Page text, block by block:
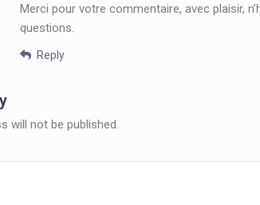
Merci pour votre commentaire, avec plaisir,
questions.
Reply
will not be published.